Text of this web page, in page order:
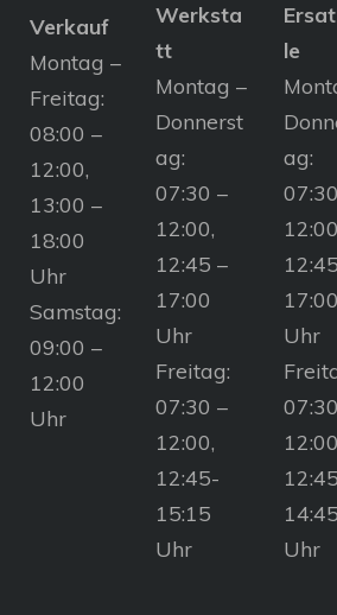
Verkauf
Montag –
Freitag:
08:00 –
12:00,
13:00 –
18:00
Uhr
Samstag:
09:00 –
12:00
Uhr
Werksta
tt
Montag –
Donnerst
ag:
07:30 –
12:00,
12:45 –
17:00
Uhr
Freitag:
07:30 –
12:00,
12:45-
15:15
Uhr
le
ag:
17:00
Uhr
14:45
Uhr